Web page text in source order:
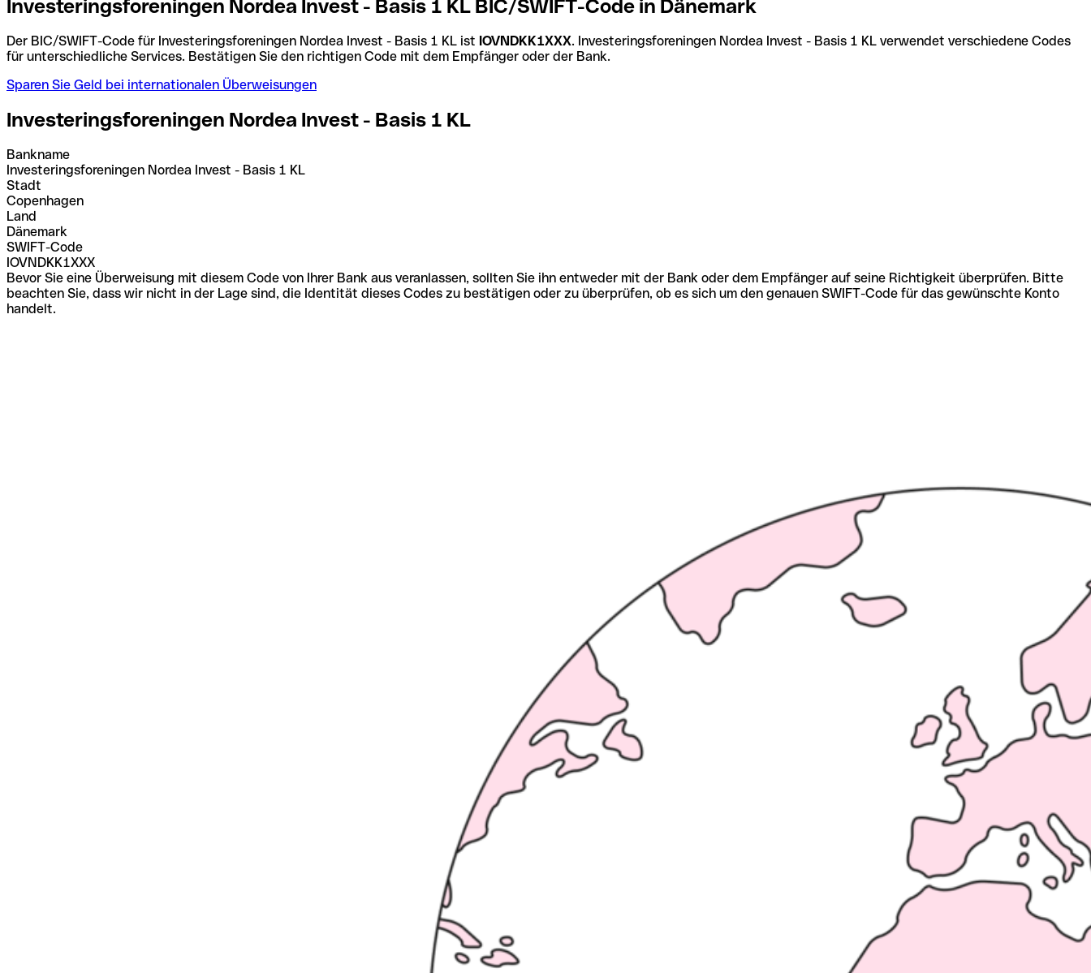
Investeringsforeningen Nordea Invest - Basis 1 KL BIC/SWIFT-Code in Dänemark
Der BIC/SWIFT-Code für Investeringsforeningen Nordea Invest - Basis 1 KL ist IOVNDKK1XXX. Investeringsforeningen Nordea Invest - Basis 1 KL verwendet verschiedene Codes
für unterschiedliche Services. Bestätigen Sie den richtigen Code mit dem Empfänger oder der Bank.
Sparen Sie Geld bei internationalen Überweisungen
Investeringsforeningen Nordea Invest - Basis 1 KL
Bankname
Investeringsforeningen Nordea Invest - Basis 1 KL
Stadt
Copenhagen
Land
Dänemark
SWIFT-Code
IOVNDKK1XXX
Bevor Sie eine Überweisung mit diesem Code von Ihrer Bank aus veranlassen, sollten Sie ihn entweder mit der Bank oder dem Empfänger auf seine Richtigkeit überprüfen. Bitte
beachten Sie, dass wir nicht in der Lage sind, die Identität dieses Codes zu bestätigen oder zu überprüfen, ob es sich um den genauen SWIFT-Code für das gewünschte Konto
handelt.